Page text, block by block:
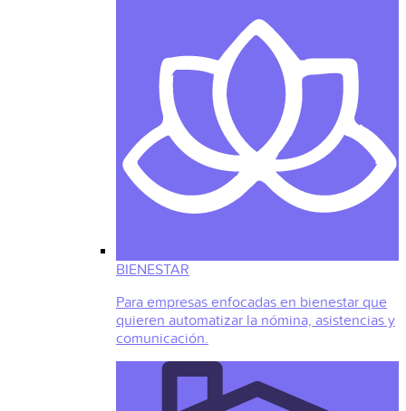
BIENESTAR
Para empresas enfocadas en bienestar que
quieren automatizar la nómina, asistencias y
comunicación.